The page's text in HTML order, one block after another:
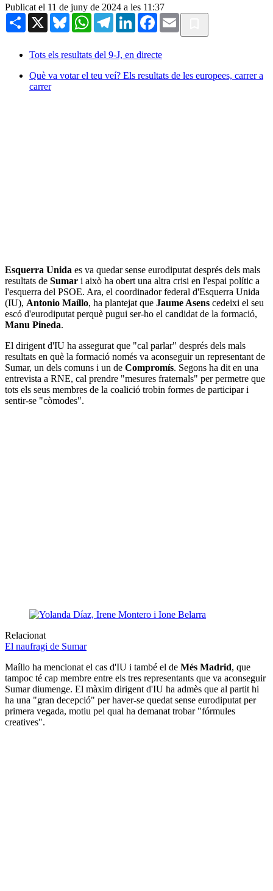
Publicat el 11 de juny de 2024 a les 11:37
Share X BlueskyWhatsAppTelegramLinkedInFacebook
Email
Tots els resultats del 9-J, en directe
Què va votar el teu veí? Els resultats de les europees, carrer a
carrer
Esquerra Unida es va quedar sense eurodiputat després dels mals
resultats de Sumar i això ha obert una altra crisi en l'espai polític a
l'esquerra del PSOE. Ara, el coordinador federal d'Esquerra Unida
(IU), Antonio Maíllo, ha plantejat que Jaume Asens cedeixi el seu
escó d'eurodiputat perquè pugui ser-ho el candidat de la formació,
Manu Pineda.
El dirigent d'IU ha assegurat que "cal parlar" després dels mals
resultats en què la formació només va aconseguir un representant de
Sumar, un dels comuns i un de Compromís. Segons ha dit en una
entrevista a RNE, cal prendre "mesures fraternals" per permetre que
tots els seus membres de la coalició trobin formes de participar i
sentir-se "còmodes".
Relacionat
El naufragi de Sumar
Maíllo ha mencionat el cas d'IU i també el de Més Madrid, que
tampoc té cap membre entre els tres representants que va aconseguir
Sumar diumenge. El màxim dirigent d'IU ha admès que al partit hi
ha una "gran decepció" per haver-se quedat sense eurodiputat per
primera vegada, motiu pel qual ha demanat trobar "fórmules
creatives".